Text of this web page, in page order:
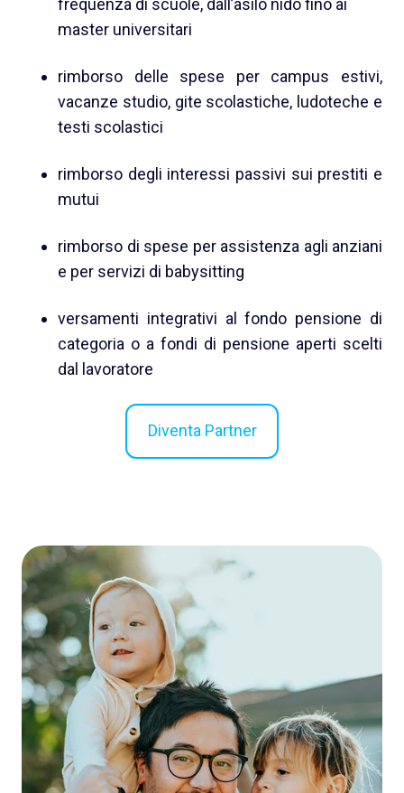
frequenza di scuole, dall’asilo nido fino ai
master universitari
rimborso delle spese per campus estivi,
vacanze studio, gite scolastiche, ludoteche e
testi scolastici
rimborso degli interessi passivi sui prestiti e
mutui
rimborso di spese per assistenza agli anziani
e per servizi di babysitting
versamenti integrativi al fondo pensione di
categoria o a fondi di pensione aperti scelti
dal lavoratore
Diventa Partner